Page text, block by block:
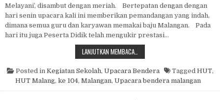
Melayani’, disambut dengan meriah. Bertepatan dengan dengan
hari senin upacara kali ini memberikan pemandangan yang indah,
dimana semua guru dan karyawan memakai baju Malangan. Pada
hari itu juga Peserta Didik telah mengukir prestasi…
LANJUTKAN MEMBACA…
Posted in Kegiatan Sekolah, Upacara Bendera Tagged HUT,
HUT Malang, ke 104, Malangan, Upacara bendera malangan